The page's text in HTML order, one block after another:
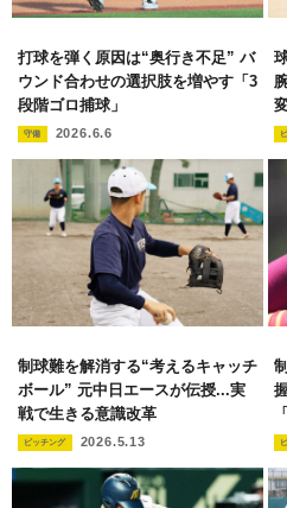
打球を弾く原因は“奥行き不足” バ
ウンド合わせの選択肢を増やす「3
段階ゴロ捕球」
守備 2026.6.6
制球難を解消する“考えるキャッチ
ボール” 元中日エースが伝授...実
戦で生きる意識改革
ピッチング 2026.5.13